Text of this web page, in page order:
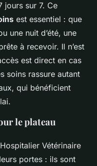
jours sur 7. Ce
est essentiel : que
une nuit d’été, une
à recevoir. Il n’est
est direct en cas
soins rassure autant
qui bénéficient
le plateau
Vétérinaire
portes : ils sont